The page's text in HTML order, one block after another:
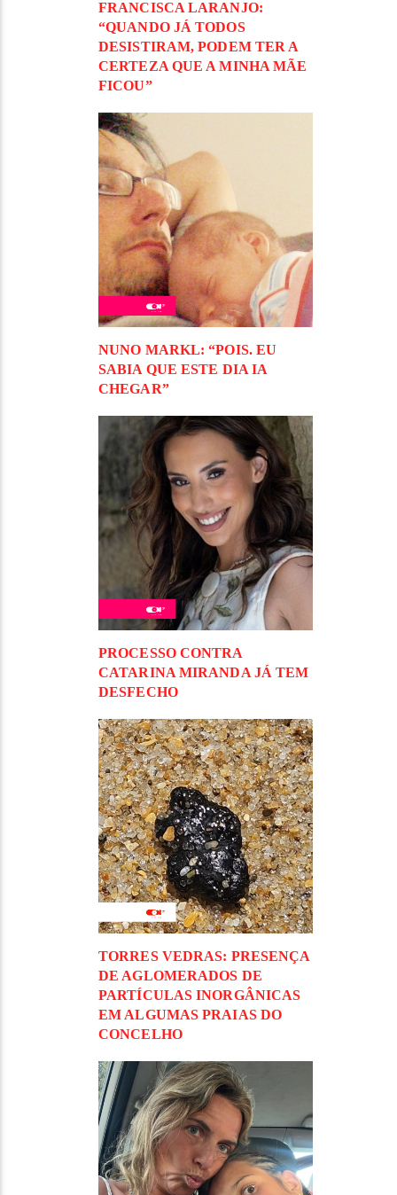
FRANCISCA LARANJO:
“QUANDO JÁ TODOS
DESISTIRAM, PODEM TER A
CERTEZA QUE A MINHA MÃE
FICOU”
NUNO MARKL: “POIS. EU
SABIA QUE ESTE DIA IA
CHEGAR”
PROCESSO CONTRA
CATARINA MIRANDA JÁ TEM
DESFECHO
TORRES VEDRAS: PRESENÇA
DE AGLOMERADOS DE
PARTÍCULAS INORGÂNICAS
EM ALGUMAS PRAIAS DO
CONCELHO